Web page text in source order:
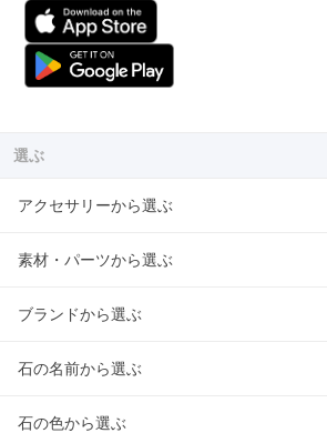
選ぶ
アクセサリーから選ぶ
素材・パーツから選ぶ
ブランドから選ぶ
石の名前から選ぶ
石の色から選ぶ